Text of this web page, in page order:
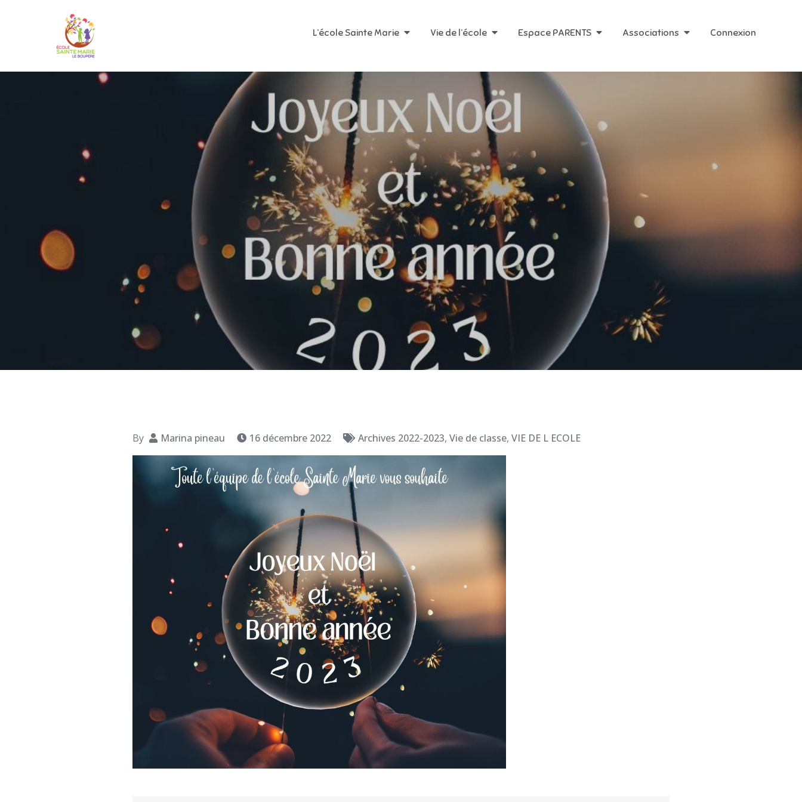
L’école Sainte Marie Vie de l’école Espace PARENTS Associations Connexion
By Marina pineau 16 décembre 2022 Archives 2022-2023, Vie de classe, VIE DE L ECOLE